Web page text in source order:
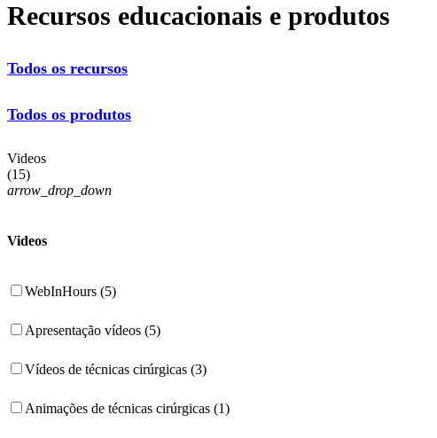
Recursos educacionais e produtos
Todos os recursos
Todos os produtos
Videos
(15)
arrow_drop_down
Videos
WebInHours (5)
Apresentação vídeos (5)
Vídeos de técnicas cirúrgicas (3)
Animações de técnicas cirúrgicas (1)